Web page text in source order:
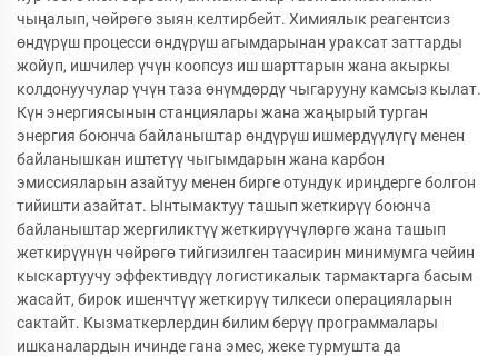
чыңалып, чөйрөгө зыян келтирбейт. Химиялык реагентсиз
өндүрүш процесси өндүрүш агымдарынан ураксат заттарды
жойуп, ишчилер үчүн коопсуз иш шарттарын жана акыркы
колдонуучулар үчүн таза өнүмдөрдү чыгарууну камсыз кылат.
Күн энергиясынын станциялары жана жаңырый турган
энергия боюнча байланыштар өндүрүш ишмердүүлүгү менен
байланышкан иштетүү чыгымдарын жана карбон
эмиссияларын азайтуу менен бирге отундук ириңдерге болгон
тийишти азайтат. Ынтымактуу ташып жеткирүү боюнча
байланыштар жергиликтүү жеткирүүчүлөргө жана ташып
жеткирүүнүн чөйрөгө тийгизилген таасирин минимумга чейин
кыскартуучу эффективдүү логистикалык тармактарга басым
жасайт, бирок ишенчтүү жеткирүү тилкеси операцияларын
сактайт. Кызматкерлердин билим берүү программалары
ишканалардын ичинде гана эмес, жеке турмушта да